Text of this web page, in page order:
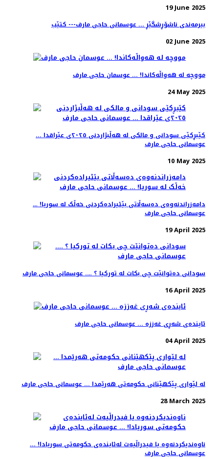
19 June 2025
بیرمەندی ناشۆڕشگێڕ ... عوسمانی حاجی مارف--- کتێب
02 June 2025
مووچە لە هەواڵەکاندا! ... عوسمان حاجی مارف
24 May 2025
کێبڕکێی سودانی و مالکی لە هەڵبژاردنی ٢٠٢٥ی عێراقدا ...
عوسمانی حاجی مارف
10 May 2025
دامەزراندنەوەی دەسەڵاتی بێئیرادەکردنی خەڵک لە سوریا! …
عوسمانی حاجی مارف
19 April 2025
سودانی دەتوانێت چی بکات لە تورکیا ؟ …. عوسمانی حاجی مارف
16 April 2025
ئایندەی شەڕی غەززە ... عوسمانی حاجی مارف
04 April 2025
لە لێواری پێکهێنانی حکومەتی هەرێمدا ... عوسمانی حاجی مارف
28 March 2025
ناوەندیکردنەوە یا فیدراڵیەت لەئایندەی حکومەتی سوریادا! ...
عوسمانی حاجی مارف